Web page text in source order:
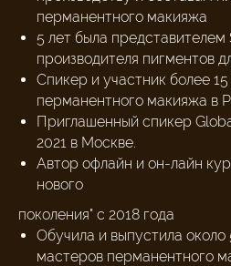
перманентного макияжа
5 лет была представителем
производителя пигментов
Спикер и участник более
перманентного макияжа в
Приглашенный спикер
2021 в Москве.
Автор офлайн и он-лайн
нового
поколения" с 2018 года
Обучила и выпустила около
мастеров перманентного